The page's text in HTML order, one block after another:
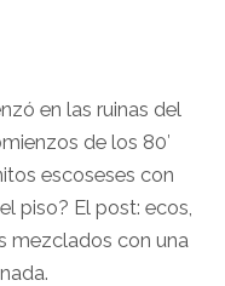
en las ruinas del
de los 80′
escoseses con
piso? El post: ecos,
mezclados con una